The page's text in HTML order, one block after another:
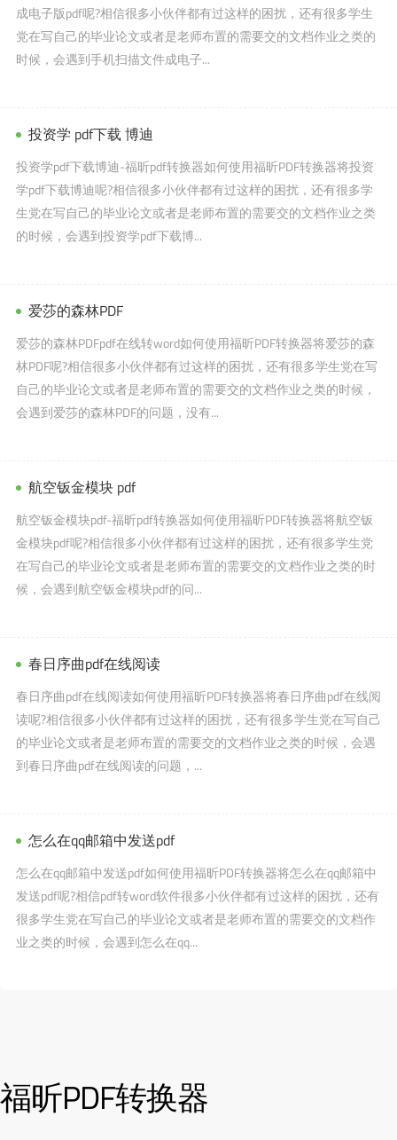
成电子版pdf呢?相信很多小伙伴都有过这样的困扰，还有很多学生
党在写自己的毕业论文或者是老师布置的需要交的文档作业之类的
时候，会遇到手机扫描文件成电子...
投资学 pdf下载 博迪
投资学pdf下载博迪-福昕pdf转换器如何使用福昕PDF转换器将投资
学pdf下载博迪呢?相信很多小伙伴都有过这样的困扰，还有很多学
生党在写自己的毕业论文或者是老师布置的需要交的文档作业之类
的时候，会遇到投资学pdf下载博...
爱莎的森林PDF
爱莎的森林PDFpdf在线转word如何使用福昕PDF转换器将爱莎的森
林PDF呢?相信很多小伙伴都有过这样的困扰，还有很多学生党在写
自己的毕业论文或者是老师布置的需要交的文档作业之类的时候，
会遇到爱莎的森林PDF的问题，没有...
航空钣金模块 pdf
航空钣金模块pdf-福昕pdf转换器如何使用福昕PDF转换器将航空钣
金模块pdf呢?相信很多小伙伴都有过这样的困扰，还有很多学生党
在写自己的毕业论文或者是老师布置的需要交的文档作业之类的时
候，会遇到航空钣金模块pdf的问...
春日序曲pdf在线阅读
春日序曲pdf在线阅读如何使用福昕PDF转换器将春日序曲pdf在线阅
读呢?相信很多小伙伴都有过这样的困扰，还有很多学生党在写自己
的毕业论文或者是老师布置的需要交的文档作业之类的时候，会遇
到春日序曲pdf在线阅读的问题，...
怎么在qq邮箱中发送pdf
怎么在qq邮箱中发送pdf如何使用福昕PDF转换器将怎么在qq邮箱中
发送pdf呢?相信pdf转word软件很多小伙伴都有过这样的困扰，还有
很多学生党在写自己的毕业论文或者是老师布置的需要交的文档作
业之类的时候，会遇到怎么在qq...
福昕PDF转换器